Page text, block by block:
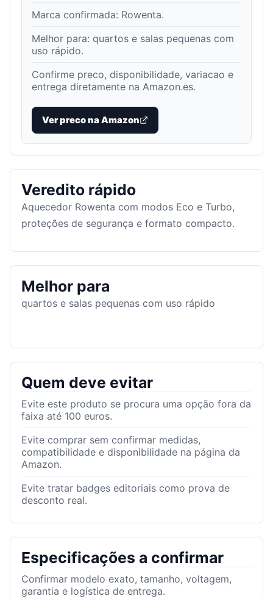
Marca confirmada: Rowenta.
Melhor para: quartos e salas pequenas com
uso rápido.
Confirme preco, disponibilidade, variacao e
entrega diretamente na Amazon.es.
Ver preco na Amazon
Veredito rápido
Aquecedor Rowenta com modos Eco e Turbo,
proteções de segurança e formato compacto.
Melhor para
quartos e salas pequenas com uso rápido
Quem deve evitar
Evite este produto se procura uma opção fora da
faixa até 100 euros.
Evite comprar sem confirmar medidas,
compatibilidade e disponibilidade na página da
Amazon.
Evite tratar badges editoriais como prova de
desconto real.
Especificações a confirmar
Confirmar modelo exato, tamanho, voltagem,
garantia e logística de entrega.